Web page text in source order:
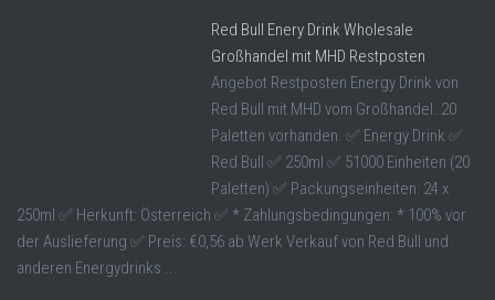
Red Bull Enery Drink Wholesale
Großhandel mit MHD Restposten
Angebot Restposten Energy Drink von
Red Bull mit MHD vom Großhandel. 20
Paletten vorhanden. ✅ Energy Drink ✅
Red Bull ✅ 250ml ✅ 51000 Einheiten (20
Paletten) ✅ Packungseinheiten: 24 x
250ml ✅ Herkunft: Österreich ✅ * Zahlungsbedingungen: * 100% vor
der Auslieferung ✅ Preis: €0,56 ab Werk Verkauf von Red Bull und
anderen Energydrinks ...